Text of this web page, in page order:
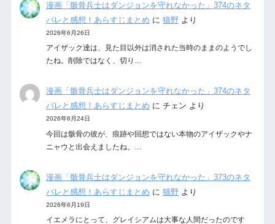
漫画「骸骨兵士はダンジョンを守れなかった」374のネタ
バレと感想！あらすじまとめ に猫野 より
2026年6月26日
アイザック達は、見た目以外は消された当時のままのようでし
たね。削除ではなく、切り…
漫画「骸骨兵士はダンジョンを守れなかった」374のネタ
バレと感想！あらすじまとめ にチェン より
2026年6月24日
今回は骸骨の彼が、痕跡や回想ではない本物のアイザックやナ
ニャウと出会えましたね。…
漫画「骸骨兵士はダンジョンを守れなかった」373のネタ
バレと感想！あらすじまとめ に猫野 より
2026年6月19日
イエメラにとって、グレイシアムは大事な人間だったのです